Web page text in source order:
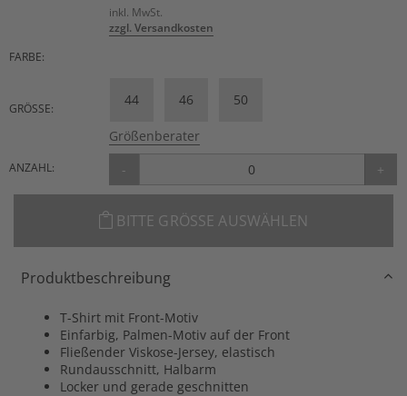
inkl. MwSt.
zzgl. Versandkosten
FARBE:
GRÖSSE:
44 46 50
Größenberater
ANZAHL: - +
BITTE GRÖSSE AUSWÄHLEN
Produktbeschreibung
T-Shirt mit Front-Motiv
Einfarbig, Palmen-Motiv auf der Front
Fließender Viskose-Jersey, elastisch
Rundausschnitt, Halbarm
Locker und gerade geschnitten